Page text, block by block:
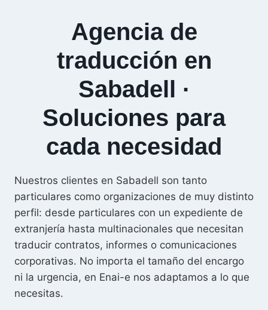
Agencia de
traducción en
Sabadell ·
Soluciones para
cada necesidad
Nuestros clientes en Sabadell son tanto
particulares como organizaciones de muy distinto
perfil: desde particulares con un expediente de
extranjería hasta multinacionales que necesitan
traducir contratos, informes o comunicaciones
corporativas. No importa el tamaño del encargo
ni la urgencia, en Enai-e nos adaptamos a lo que
necesitas.